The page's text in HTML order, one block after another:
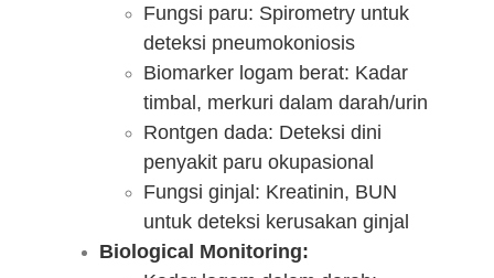
Fungsi paru: Spirometry untuk
deteksi pneumokoniosis
Biomarker logam berat: Kadar
timbal, merkuri dalam darah/urin
Rontgen dada: Deteksi dini
penyakit paru okupasional
Fungsi ginjal: Kreatinin, BUN
untuk deteksi kerusakan ginjal
Biological Monitoring: